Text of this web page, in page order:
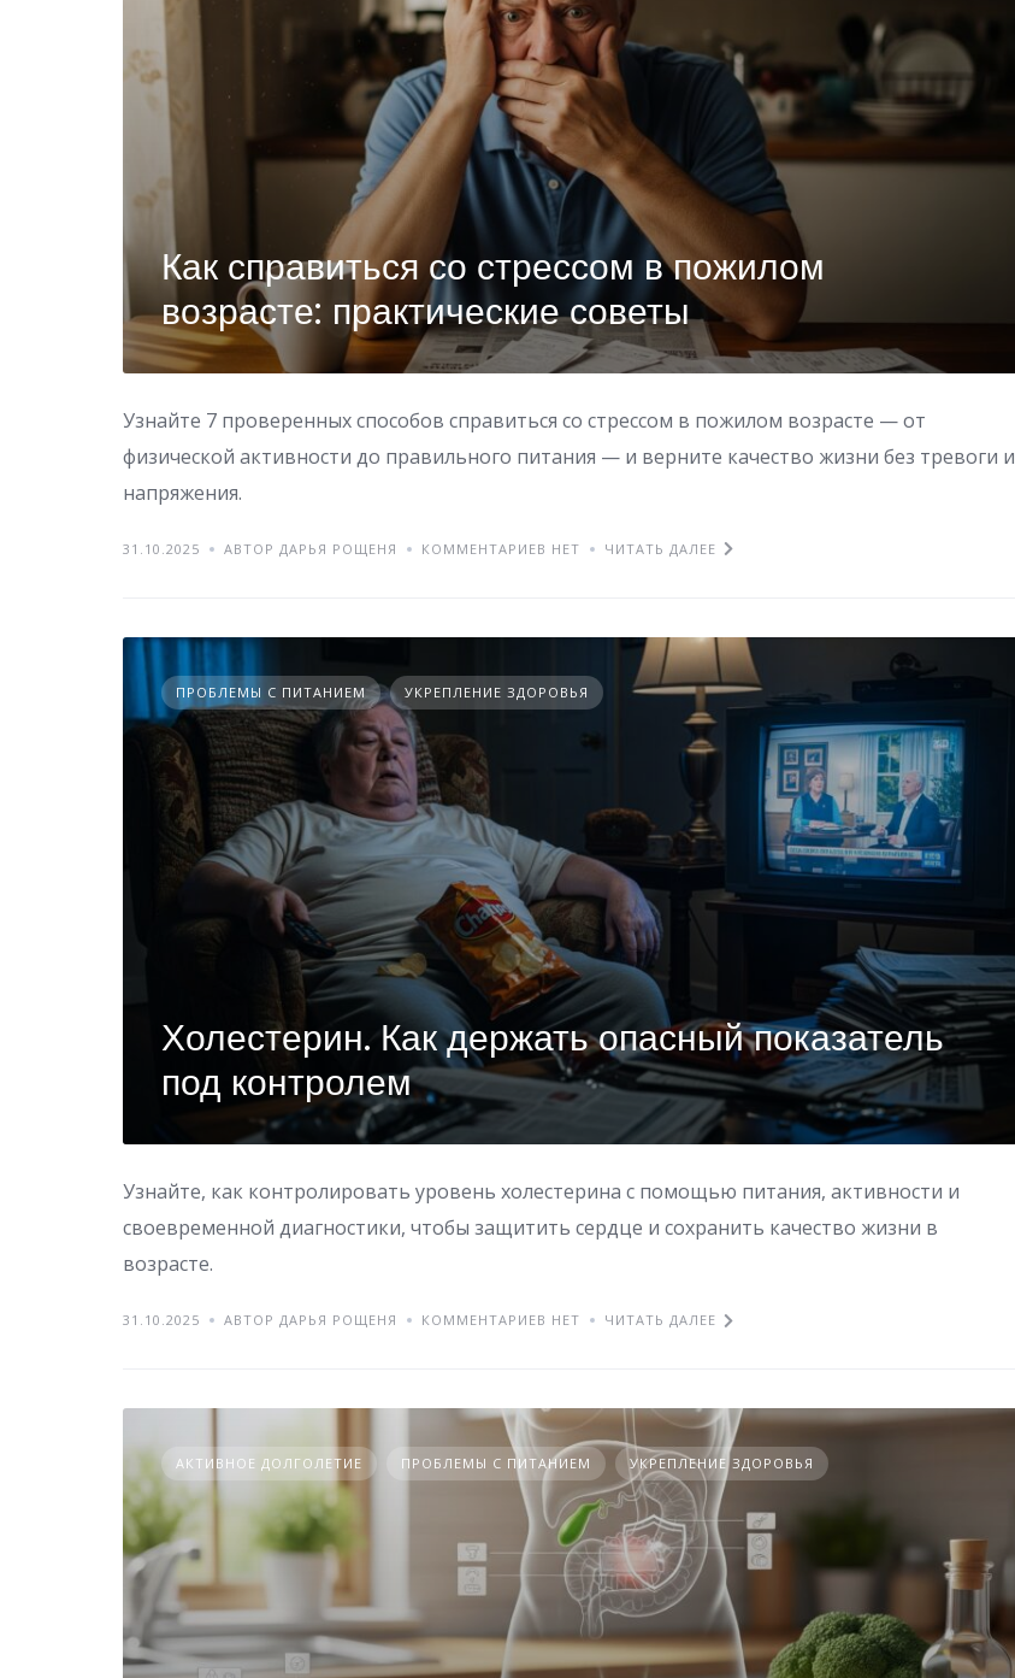
Как справиться со стрессом в пожилом
возрасте: практические советы
Узнайте 7 проверенных способов справиться со стрессом в пожилом возрасте — от
физической активности до правильного питания — и верните качество жизни без тревоги и
напряжения.
31.10.2025 АВТОР ДАРЬЯ РОЩЕНЯ КОММЕНТАРИЕВ НЕТ ЧИТАТЬ ДАЛЕЕ
ПРОБЛЕМЫ С ПИТАНИЕМ УКРЕПЛЕНИЕ ЗДОРОВЬЯ
Холестерин. Как держать опасный показатель
под контролем
Узнайте, как контролировать уровень холестерина с помощью питания, активности и
своевременной диагностики, чтобы защитить сердце и сохранить качество жизни в
возрасте.
31.10.2025 АВТОР ДАРЬЯ РОЩЕНЯ КОММЕНТАРИЕВ НЕТ ЧИТАТЬ ДАЛЕЕ
АКТИВНОЕ ДОЛГОЛЕТИЕ ПРОБЛЕМЫ С ПИТАНИЕМ УКРЕПЛЕНИЕ ЗДОРОВЬЯ